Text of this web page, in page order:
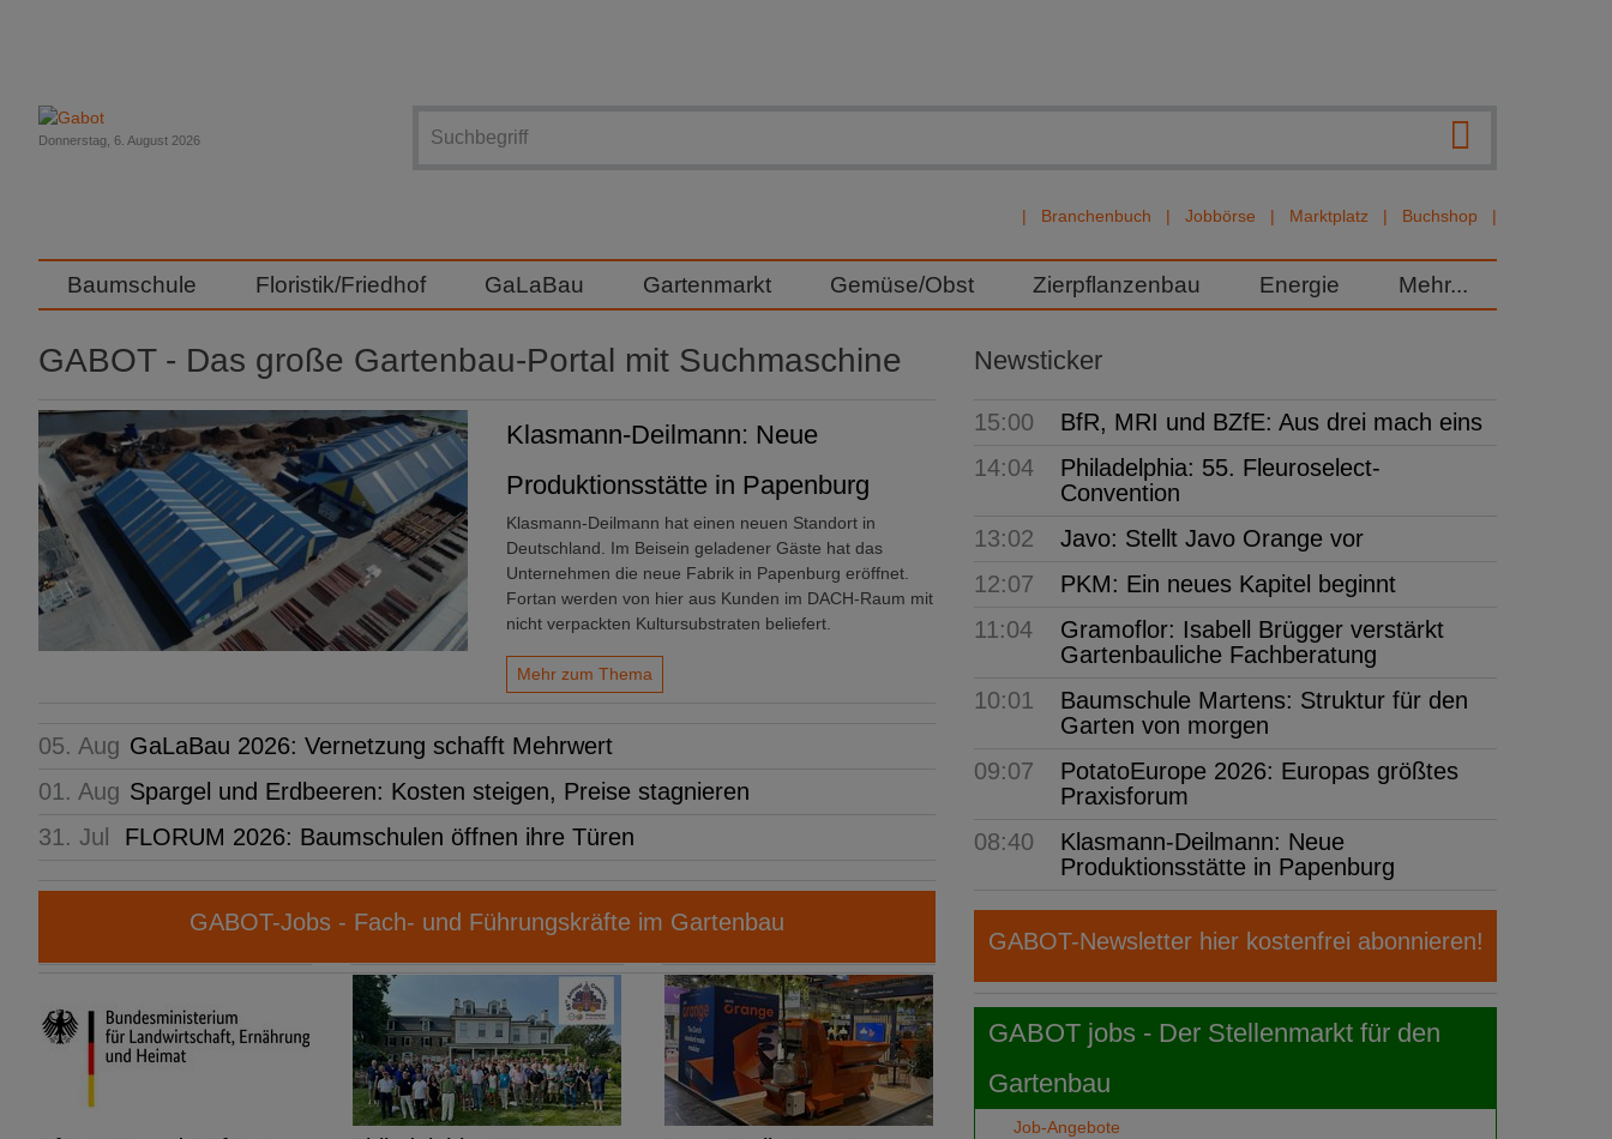
Branchenbuch Jobbörse Marktplatz Buchshop
Donnerstag, 6. August 2026
Baumschule Floristik/Friedhof GaLaBau Gartenmarkt Gemüse/Obst Zierpflanzenbau Energie Mehr...
GABOT - Das große Gartenbau-Portal mit Suchmaschine
Klasmann-Deilmann: Neue
Produktionsstätte in Papenburg
Klasmann-Deilmann hat einen neuen Standort in
Deutschland. Im Beisein geladener Gäste hat das
Unternehmen die neue Fabrik in Papenburg eröffnet.
Fortan werden von hier aus Kunden im DACH-Raum mit
nicht verpackten Kultursubstraten beliefert.
Mehr zum Thema
05. Aug GaLaBau 2026: Vernetzung schafft Mehrwert
01. Aug Spargel und Erdbeeren: Kosten steigen, Preise stagnieren
31. Jul
FLORUM 2026: Baumschulen öffnen ihre Türen
GABOT-Jobs - Fach- und Führungskräfte im Gartenbau
Newsticker
15:00
BfR, MRI und BZfE: Aus drei mach eins
14:04
Philadelphia: 55. Fleuroselect-
Convention
13:02
Javo: Stellt Javo Orange vor
12:07
PKM: Ein neues Kapitel beginnt
11:04
Gramoflor: Isabell Brügger verstärkt
Gartenbauliche Fachberatung
10:01
Baumschule Martens: Struktur für den
Garten von morgen
09:07
PotatoEurope 2026: Europas größtes
Praxisforum
08:40
Klasmann-Deilmann: Neue
Produktionsstätte in Papenburg
GABOT-Newsletter hier kostenfrei abonnieren!
GABOT jobs - Der Stellenmarkt für den
Gartenbau
Job-Angebote